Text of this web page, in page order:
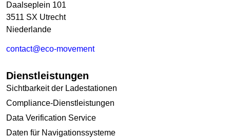
Daalseplein 101
3511 SX Utrecht
Niederlande
contact@eco-movement
Dienstleistungen
Sichtbarkeit der Ladestationen
Compliance-Dienstleistungen
Data Verification Service
Daten für Navigationssysteme